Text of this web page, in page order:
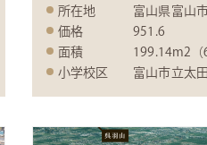
所在地
富山県富山
価格
951.6
面積
199.14m2（
小学校区
富山市立太